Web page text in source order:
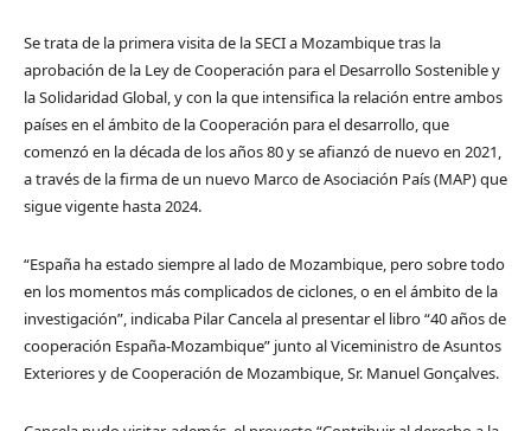
Se trata de la primera visita de la SECI a Mozambique tras la
aprobación de la Ley de Cooperación para el Desarrollo Sostenible y
la Solidaridad Global, y con la que intensifica la relación entre ambos
países en el ámbito de la Cooperación para el desarrollo, que
comenzó en la década de los años 80 y se afianzó de nuevo en 2021,
a través de la firma de un nuevo Marco de Asociación País (MAP) que
sigue vigente hasta 2024.
“España ha estado siempre al lado de Mozambique, pero sobre todo
en los momentos más complicados de ciclones, o en el ámbito de la
investigación”, indicaba Pilar Cancela al presentar el libro “40 años de
cooperación España-Mozambique” junto al Viceministro de Asuntos
Exteriores y de Cooperación de Mozambique, Sr. Manuel Gonçalves.